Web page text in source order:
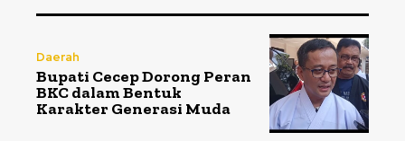
Daerah
Bupati Cecep Dorong Peran
BKC dalam Bentuk
Karakter Generasi Muda